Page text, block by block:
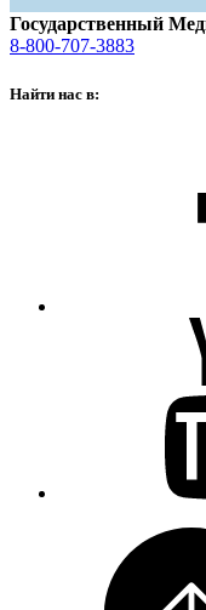
Государственный
8-800-707-3883
Найти нас в: